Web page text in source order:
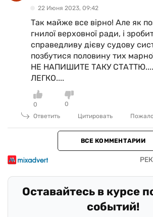
22 Июня 2023, 09:42
Так майже все вірно! Але як
гнилої верховної ради, і
справедливу дієву судову
позбутися половину тих
НЕ НАПИШИТЕ ТАКУ
ЛЕГКО....
0
0
Ответить
Цитировать
ВСЕ КОММЕНТАРИИ
Оставайтесь в курсе
событий!